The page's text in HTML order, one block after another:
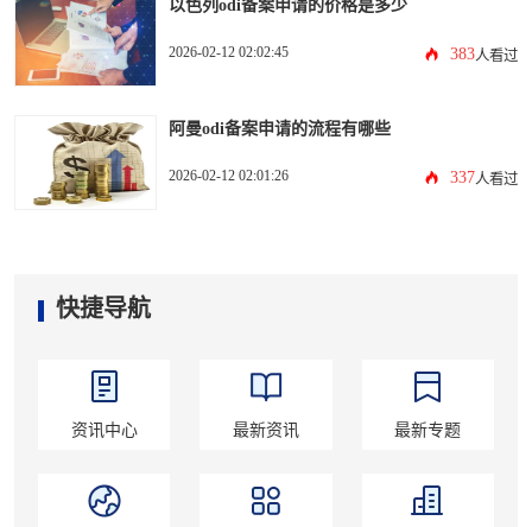
以色列odi备案申请的价格是多少
2026-02-12 02:02:45 383人看过
阿曼odi备案申请的流程有哪些
2026-02-12 02:01:26 337人看过
快捷导航
资讯中心 最新资讯 最新专题